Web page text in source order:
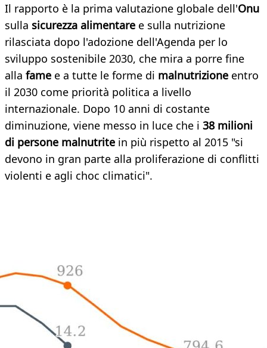
Il rapporto è la prima valutazione globale dell'Onu
sulla sicurezza alimentare e sulla nutrizione
rilasciata dopo l'adozione dell'Agenda per lo
sviluppo sostenibile 2030, che mira a porre fine
alla fame e a tutte le forme di malnutrizione entro
il 2030 come priorità politica a livello
internazionale. Dopo 10 anni di costante
diminuzione, viene messo in luce che i 38 milioni
di persone malnutrite in più rispetto al 2015 "si
devono in gran parte alla proliferazione di conflitti
violenti e agli choc climatici".